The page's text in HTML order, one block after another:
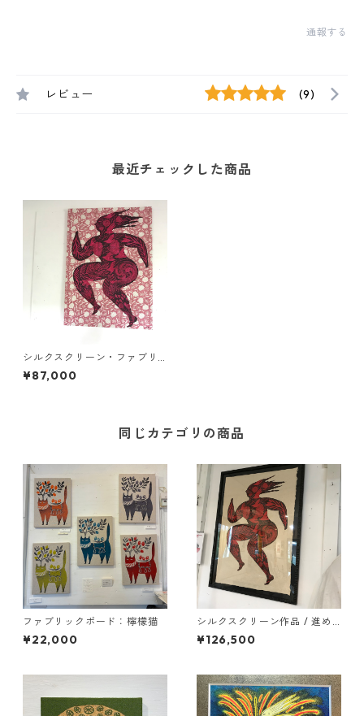
通報する
レビュー (9)
最近チェックした商品
シルクスクリーン・ファブリ
ックボード作品 / 進めわたし
の命
¥87,000
同じカテゴリの商品
ファブリックボード：檸檬猫
¥22,000
シルクスクリーン作品 / 進め
わたしの命
¥126,500